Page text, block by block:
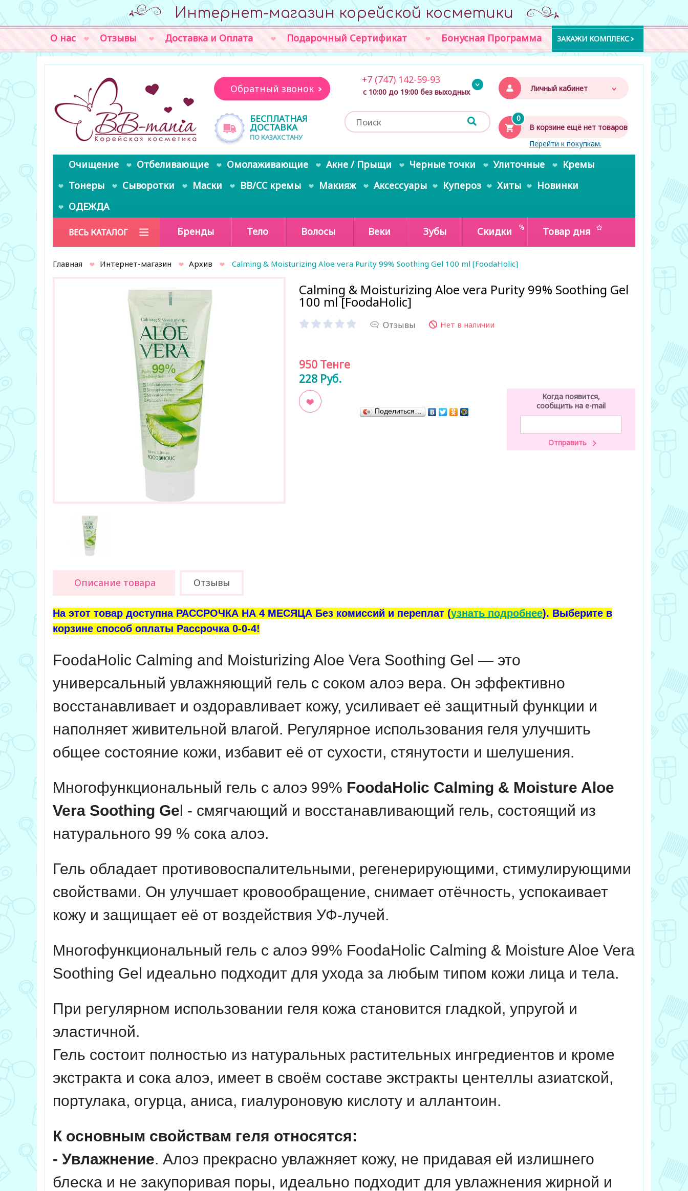
Интернет-магазин корейской косметики
О нас Отзывы Доставка и Оплата Подарочный Сертификат Бонусная Программа ЗАКАЖИ КОМПЛЕКС
Личный кабинет
0
В корзине ещё нет товаров
Перейти к покупкам.
Обратный звонок
БЕСПЛАТНАЯ
ДОСТАВКА
ПО КАЗАХСТАНУ
+7 (747) 142-59-93
с 10:00 до 19:00 без выходных
Очищение Отбеливающие Омолаживающие Акне / Прыщи Черные точки Улиточные
Кремы
Тонеры
Сыворотки Маски BB/CC кремы Макияж Аксессуары Купероз Хиты
Новинки
ОДЕЖДА
ВЕСЬ КАТАЛОГ Бренды Тело Волосы Веки Зубы Скидки Товар дня
Главная Интернет-магазин Архив Calming & Moisturizing Aloe vera Purity 99% Soothing Gel 100 ml [FoodaHolic]
Calming & Moisturizing Aloe vera Purity 99% Soothing Gel
100 ml [FoodaHolic]
Отзывы Нет в наличии
950 Тенге
228 Руб.
Когда появится,
сообщить на e-mail
Поделиться…
Описание товара Отзывы
На этот товар доступна РАССРОЧКА НА 4 МЕСЯЦА Без комиссий и переплат (узнать подробнее). Выберите в
корзине способ оплаты Рассрочка 0-0-4!
FoodaHolic Calming and Moisturizing Aloe Vera Soothing Gel — это
универсальный увлажняющий гель с соком алоэ вера. Он эффективно
восстанавливает и оздоравливает кожу, усиливает её защитный функции и
наполняет живительной влагой. Регулярное использования геля улучшить
общее состояние кожи, избавит её от сухости, стянутости и шелушения.
Многофункциональный гель с алоэ 99% FoodaHolic Calming & Moisture Aloe
Vera Soothing Gel - смягчающий и восстанавливающий гель, состоящий из
натурального 99 % сока алоэ.
Гель обладает противовоспалительными, регенерирующими, стимулирующими
свойствами. Он улучшает кровообращение, снимает отёчность, успокаивает
кожу и защищает её от воздействия УФ-лучей.
Многофункциональный гель с алоэ 99% FoodaHolic Calming & Moisture Aloe Vera
Soothing Gel идеально подходит для ухода за любым типом кожи лица и тела.
При регулярном использовании геля кожа становится гладкой, упругой и
эластичной.
Гель состоит полностью из натуральных растительных ингредиентов и кроме
экстракта и сока алоэ, имеет в своём составе экстракты центеллы азиатской,
портулака, огурца, аниса, гиалуроновую кислоту и аллантоин.
К основным свойствам геля относятся:
- Увлажнение. Алоэ прекрасно увлажняет кожу, не придавая ей излишнего
блеска и не закупоривая поры, идеально подходит для увлажнения жирной и